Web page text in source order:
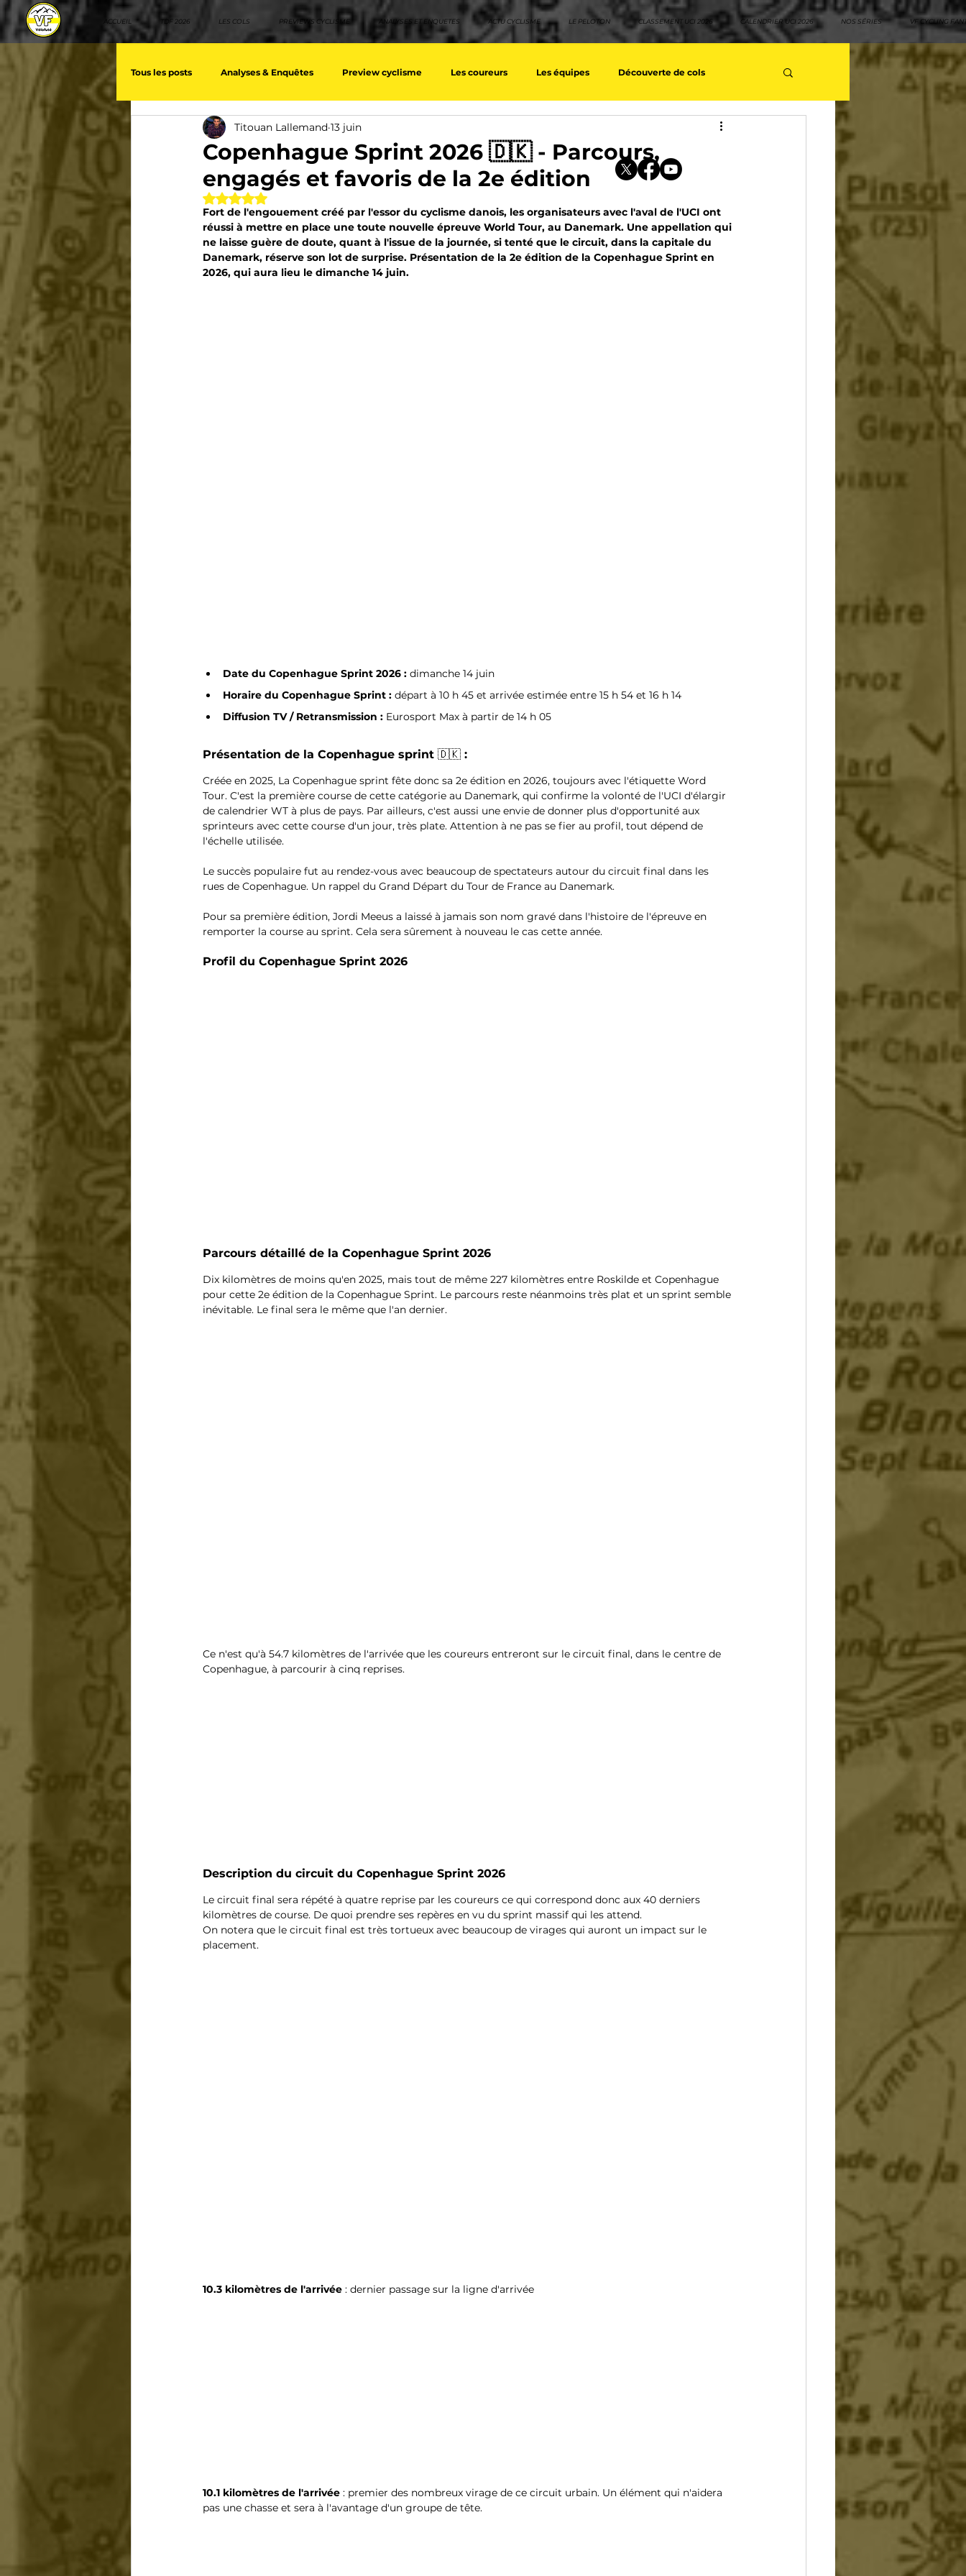
ACCUEIL TDF 2026 LES COLS PREVIEWS CYCLISME ANALYSES ET ENQUETES ACTU CYCLISME LE PELOTON CLASSEMENT UCI 2026 CALENDRIER UCI 2026 NOS SÉRIES VF CYCLING
Tous les posts Analyses & Enquêtes Preview cyclisme Les coureurs Les équipes Découverte de cols
Les voix du cyclisme Géopolitique Nos séries - Coureurs sans GT
Nos séries - Baroudeurs Meilleurs équipes Top 10 grimpeurs Top 10 pavé Top 10 sprinteurs
Giro d'Italia TDF La vuelta / Tour d'Espagne Rétro Quizz EpopeeVF Actu cyclisme Neo pro
Copenhague Sprint 2026 🇩🇰 - Parcours,
engagés et favoris de la 2e édition
Titouan Lallemand 13 juin
Noté NaN étoiles sur 5.
Fort de l'engouement créé par l'essor du cyclisme danois, les organisateurs avec l'aval de l'UCI ont
réussi à mettre en place une toute nouvelle épreuve World Tour, au Danemark. Une appellation qui
ne laisse guère de doute, quant à l'issue de la journée, si tenté que le circuit, dans la capitale du
Danemark, réserve son lot de surprise. Présentation de la 2e édition de la Copenhague Sprint en
2026, qui aura lieu le dimanche 14 juin.
Date du Copenhague Sprint 2026 : dimanche 14 juin
Horaire du Copenhague Sprint : départ à 10 h 45 et arrivée estimée entre 15 h 54 et 16 h 14
Diffusion TV / Retransmission : Eurosport Max à partir de 14 h 05
Présentation de la Copenhague sprint 🇩🇰 :
Créée en 2025, La Copenhague sprint fête donc sa 2e édition en 2026, toujours avec l'étiquette Word
Tour. C'est la première course de cette catégorie au Danemark, qui confirme la volonté de l'UCI d'élargir
de calendrier WT à plus de pays. Par ailleurs, c'est aussi une envie de donner plus d'opportunité aux
sprinteurs avec cette course d'un jour, très plate. Attention à ne pas se fier au profil, tout dépend de
l'échelle utilisée.
Le succès populaire fut au rendez-vous avec beaucoup de spectateurs autour du circuit final dans les
rues de Copenhague. Un rappel du Grand Départ du Tour de France au Danemark.
Pour sa première édition, Jordi Meeus a laissé à jamais son nom gravé dans l'histoire de l'épreuve en
remporter la course au sprint. Cela sera sûrement à nouveau le cas cette année.
Profil du Copenhague Sprint 2026
Parcours détaillé de la Copenhague Sprint 2026
Dix kilomètres de moins qu'en 2025, mais tout de même 227 kilomètres entre Roskilde et Copenhague
pour cette 2e édition de la Copenhague Sprint. Le parcours reste néanmoins très plat et un sprint semble
inévitable. Le final sera le même que l'an dernier.
Ce n'est qu'à 54.7 kilomètres de l'arrivée que les coureurs entreront sur le circuit final, dans le centre de
Copenhague, à parcourir à cinq reprises.
Description du circuit du Copenhague Sprint 2026
Le circuit final sera répété à quatre reprise par les coureurs ce qui correspond donc aux 40 derniers
kilomètres de course. De quoi prendre ses repères en vu du sprint massif qui les attend.
On notera que le circuit final est très tortueux avec beaucoup de virages qui auront un impact sur le
placement.
10.3 kilomètres de l'arrivée : dernier passage sur la ligne d'arrivée
10.1 kilomètres de l'arrivée : premier des nombreux virage de ce circuit urbain. Un élément qui n'aidera
pas une chasse et sera à l'avantage d'un groupe de tête.